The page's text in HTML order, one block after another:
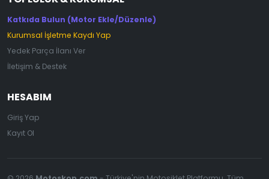
Katkıda Bulun (Motor Ekle/Düzenle)
Kurumsal İşletme Kaydı Yap
Yedek Parça İlanı Ver
İletişim & Destek
HESABIM
Giriş Yap
Kayıt Ol